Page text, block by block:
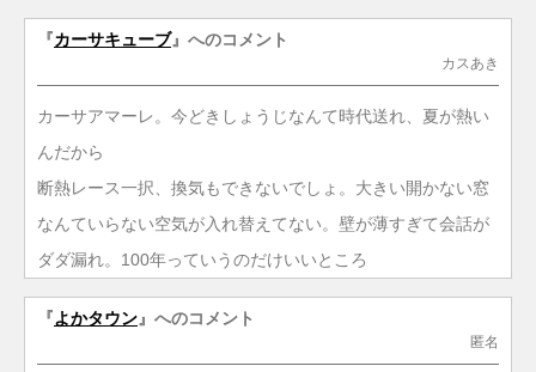
『カーサキューブ』へのコメント
カスあき
カーサアマーレ。今どきしょうじなんて時代送れ、夏が熱い
んだから
断熱レース一択、換気もできないでしょ。大きい開かない窓
なんていらない空気が入れ替えてない。壁が薄すぎて会話が
ダダ漏れ。100年っていうのだけいいところ
『よかタウン 』へのコメント
匿名